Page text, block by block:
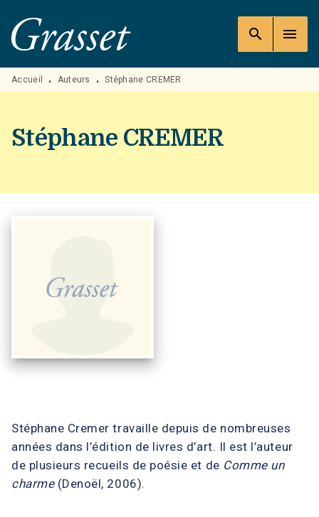
MENU RECHERCHE
PIED DE PAGE
search menu
Accueil • Auteurs • Stéphane CREMER
Stéphane CREMER
Stéphane Cremer travaille depuis de nombreuses
années dans l’édition de livres d’art. Il est l’auteur
de plusieurs recueils de poésie et de Comme un
charme(Denoël, 2006).